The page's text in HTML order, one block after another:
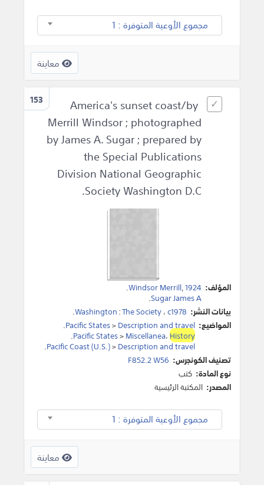
مجموع الأوعية المتوفرة : 1
معاينة
153
America's sunset coast/by
Merrill Windsor ; photographed
by James A. Sugar ; prepared by
the Special Publications
Division National Geographic
Society Washington D.C.
المؤلف: Windsor Merrill,1924
.
Sugar James A
.
بيانات النشر:
Washington:The Society،c1978
.
المواضيع:
Pacific States>Description and travel
.
Pacific States>Miscellanea،History
.
Pacific Coast (U.S.)>Description and travel
.
تصنيف الكونجرس: F852.2 W56
نوع المادة: كتب
المصدر: المكتبة الرئيسية
مجموع الأوعية المتوفرة : 1
معاينة